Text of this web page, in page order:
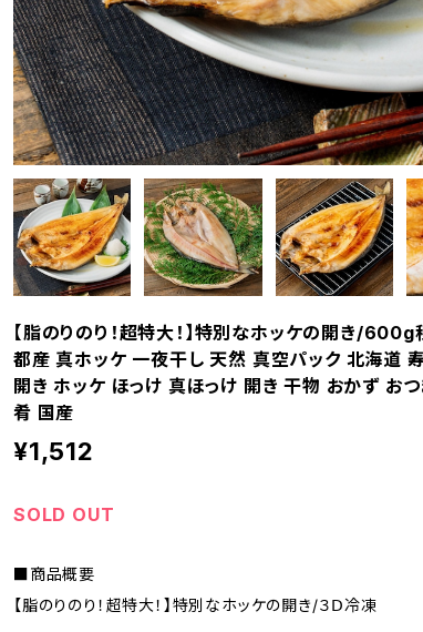
【脂のりのり！超特大！】特別なホッケの開き/
都産 真ホッケ 一夜干し 天然 真空パック 北海道
開き ホッケ ほっけ 真ほっけ 開き 干物 おかず お
肴 国産
¥1,512
SOLD OUT
■商品概要
【脂のりのり！超特大！】特別なホッケの開き/３Ⅾ冷凍